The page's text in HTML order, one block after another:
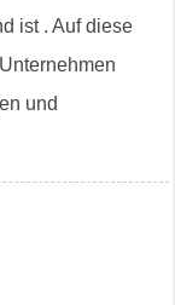
ist . Auf diese
und